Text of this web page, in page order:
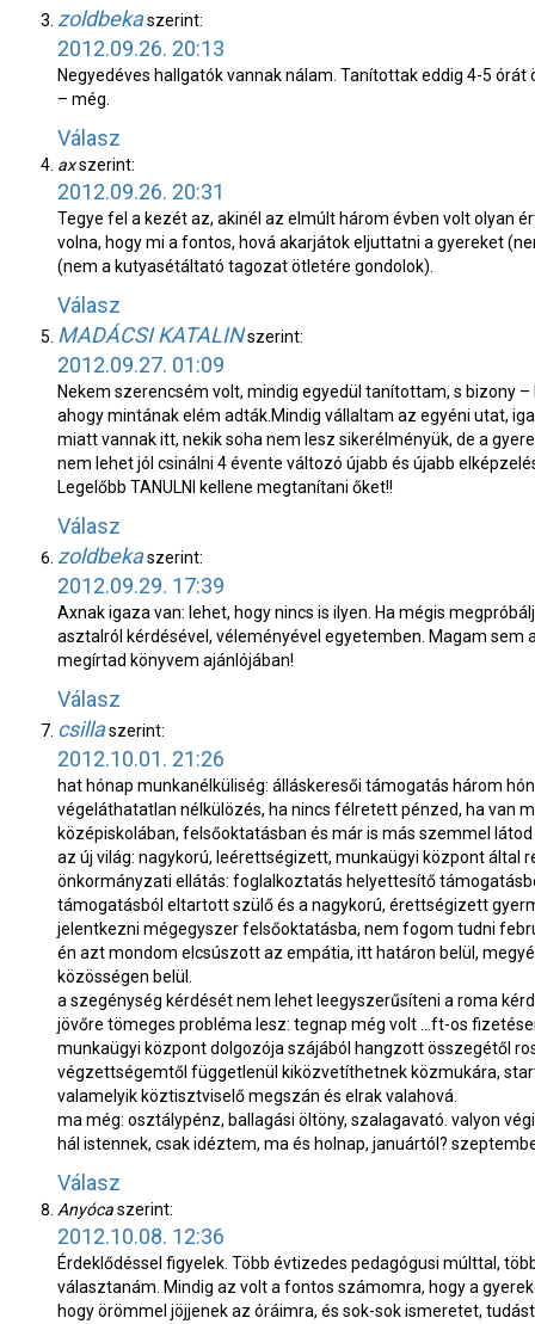
zoldbekaszerint:
2012.09.26. 20:13
Negyedéves hallgatók vannak nálam. Tanítottak eddig 4-5
– még.
Válasz
axszerint:
2012.09.26. 20:31
Tegye fel a kezét az, akinél az elmúlt három évben volt olyan
volna, hogy mi a fontos, hová akarjátok eljuttatni a gyereket
(nem a kutyasétáltató tagozat ötletére gondolok).
Válasz
MADÁCSI KATALINszerint:
2012.09.27. 01:09
Nekem szerencsém volt, mindig egyedül tanítottam, s bizony
ahogy mintának elém adták.Mindig vállaltam az egyéni utat,
miatt vannak itt, nekik soha nem lesz sikerélményük, de a
nem lehet jól csinálni 4 évente változó újabb és újabb
Legelőbb TANULNI kellene megtanítani őket!!
Válasz
zoldbekaszerint:
2012.09.29. 17:39
Axnak igaza van: lehet, hogy nincs is ilyen. Ha mégis
asztalról kérdésével, véleményével egyetemben. Magam
megírtad könyvem ajánlójában!
Válasz
csillaszerint:
2012.10.01. 21:26
hat hónap munkanélküliség: álláskeresői támogatás három
végeláthatatlan nélkülözés, ha nincs félretett pénzed, ha van
középiskolában, felsőoktatásban és már is más szemmel látod
az új világ: nagykorú, leérettségizett, munkaügyi központ
önkormányzati ellátás: foglalkoztatás helyettesítő
támogatásból eltartott szülő és a nagykorú, érettségizett
jelentkezni mégegyszer felsőoktatásba, nem fogom tudni
én azt mondom elcsúszott az empátia, itt határon belül,
közösségen belül.
a szegénység kérdését nem lehet leegyszerűsíteni a roma
jövőre tömeges probléma lesz: tegnap még volt …ft-os
munkaügyi központ dolgozója szájából hangzott összegétől
végzettségemtől függetlenül kiközvetíthetnek közmukára,
valamelyik köztisztviselő megszán és elrak valahová.
ma még: osztálypénz, ballagási öltöny, szalagavató. valyon
hál istennek, csak idéztem, ma és holnap, januártól?
Válasz
Anyócaszerint:
2012.10.08. 12:36
Érdeklődéssel figyelek. Több évtizedes pedagógusi múlttal,
választanám. Mindig az volt a fontos számomra, hogy a
hogy örömmel jöjjenek az óráimra, és sok-sok ismeretet,